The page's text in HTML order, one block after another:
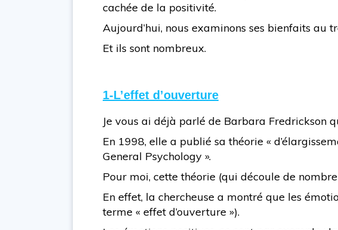
cachée de la positivité.
Aujourd’hui, nous examinons ses bienfaits au
Et ils sont nombreux.
1-L’effet d’ouverture
Je vous ai déjà parlé de Barbara Fredrickson
En 1998, elle a publié sa théorie «
General Psychology ».
Pour moi, cette théorie (qui découle de
En effet, la chercheuse a montré que les
terme « effet d’ouverture »).